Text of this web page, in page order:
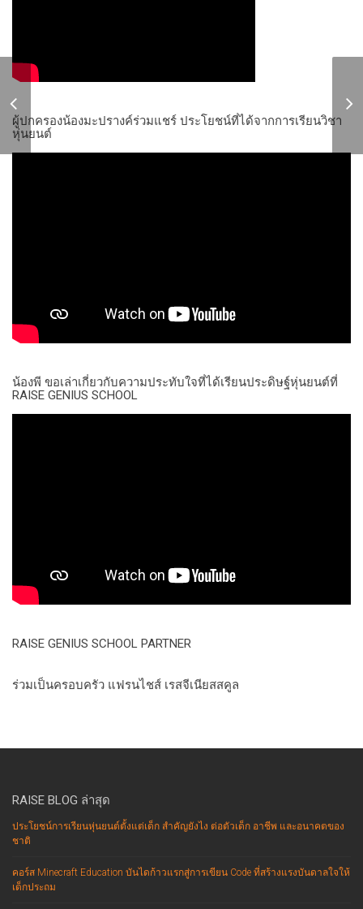
ผู้ปกครองน้องมะปรางค์ร่วมแชร์ ประโยชน์ที่ได้จากการเรียนวิชา
หุ่นยนต์
น้องพี ขอเล่าเกี่ยวกับความประทับใจที่ได้เรียนประดิษฐ์หุ่นยนต์ที่
RAISE GENIUS SCHOOL
RAISE GENIUS SCHOOL PARTNER
ร่วมเป็นครอบครัว แฟรนไชส์ เรสจีเนียสสคูล
RAISE BLOG ล่าสุด
ประโยชน์การเรียนหุ่นยนต์ตั้งแต่เด็ก สำคัญยังไง ต่อตัวเด็ก อาชีพ และอนาคตของ
ชาติ
คอร์ส Minecraft Education บันไดก้าวแรกสู่การเขียน Code ที่สร้างแรงบันดาลใจให้
เด็กประถม